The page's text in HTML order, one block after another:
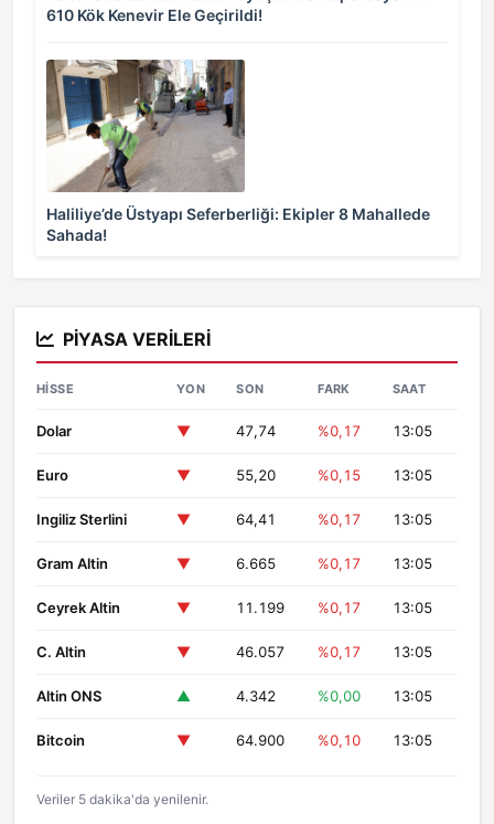
610 Kök Kenevir Ele Geçirildi!
Haliliye’de Üstyapı Seferberliği: Ekipler 8 Mahallede
Sahada!
PIYASA VERILERI
HISSE YON SON FARK SAAT
Dolar ▼ 47,74 %0,17 13:05
Euro ▼ 55,20 %0,15 13:05
Ingiliz Sterlini ▼ 64,41 %0,17 13:05
Gram Altin ▼ 6.665 %0,17 13:05
Ceyrek Altin ▼ 11.199 %0,17 13:05
C. Altin ▼ 46.057 %0,17 13:05
Altin ONS ▲ 4.342 %0,00 13:05
Bitcoin ▼ 64.900 %0,10 13:05
Veriler 5 dakika'da yenilenir.